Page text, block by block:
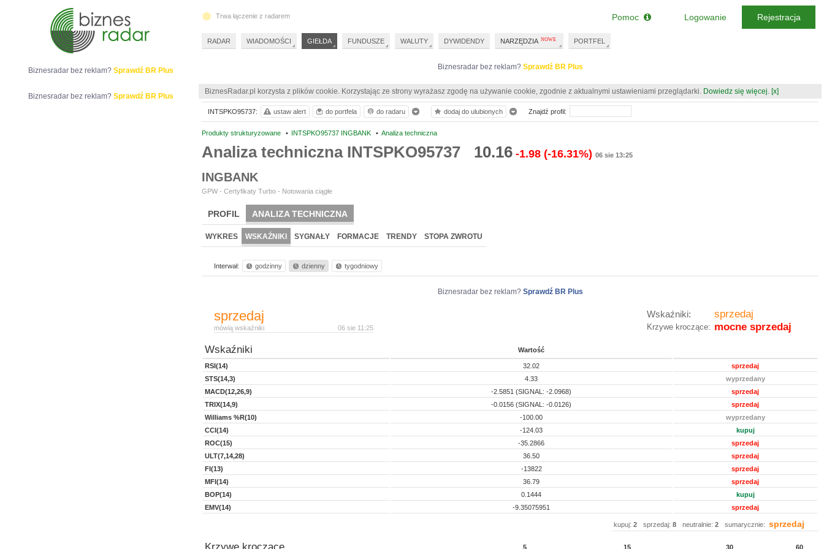
Biznesradar bez reklam? Sprawdź BR Plus
BiznesRadar.pl korzysta z plików cookie. Korzystając ze strony wyrażasz zgodę na używanie cookie, zgodnie z aktualnymi ustawieniami przeglądarki. Dowiedz się więcej. [x]
Produkty strukturyzowane • INTSPKO95737 INGBANK • Analiza techniczna
Analiza techniczna INTSPKO95737 10.16 -1.98 (-16.31%) 06 sie 13:25
INGBANK
GPW - Certyfikaty Turbo - Notowania ciągłe
PROFIL ANALIZA TECHNICZNA
WYKRES WSKAŹNIKI SYGNAŁY FORMACJE TRENDY STOPA ZWROTU
Interwał: godzinny dzienny tygodniowy
Biznesradar bez reklam? Sprawdź BR Plus
sprzedaj
06 sie 11:25
mówią wskaźniki
sprzedaj
Wskaźniki:
mocne sprzedaj
Krzywe kroczące:
Wskaźniki Wartość
RSI(14) 32.02
sprzedaj
STS(14,3)
4.33
wyprzedany
MACD(12,26,9)
-2.5851 (SIGNAL: -2.0968)
sprzedaj
TRIX(14,9)
-0.0156 (SIGNAL: -0.0126)
sprzedaj
Williams %R(10)
-100.00
wyprzedany
CCI(14)
-124.03
kupuj
ROC(15)
-35.2866
sprzedaj
ULT(7,14,28)
36.50
sprzedaj
FI(13)
-13822
sprzedaj
MFI(14)
36.79
sprzedaj
BOP(14)
0.1444
kupuj
EMV(14)
-9.35075951 sprzedaj
kupuj: 2 sprzedaj: 8 neutralnie: 2 sumarycznie: sprzedaj
5 15 30 60
INTSPKO95737: ustaw alert do portfela do radaru dodaj do ulubionych Znajdź profil:
Biznesradar bez reklam? Sprawdź BR Plus
Biznesradar bez reklam? Sprawdź BR Plus
Trwa łączenie z radarem
RADAR WIADOMOŚCI GIEŁDA FUNDUSZE WALUTY DYWIDENDY NARZĘDZIA PORTFEL
Pomoc Logowanie Rejestracja